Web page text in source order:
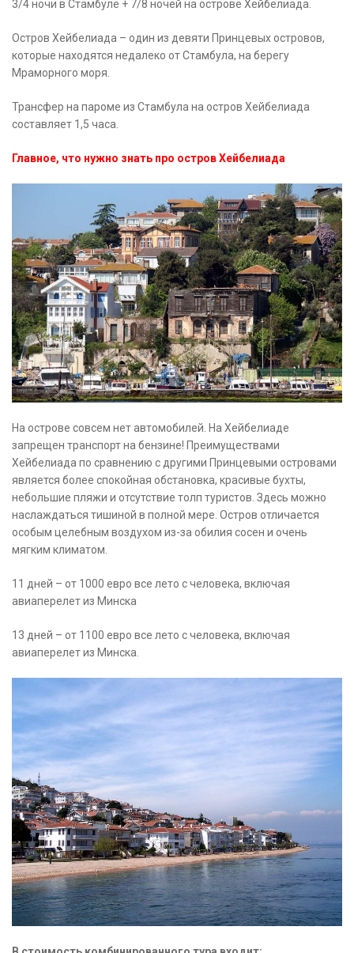
3/4 ночи в Стамбуле + 7/8 ночей на острове Хейбелиада.
Остров Хейбелиада – один из девяти Принцевых островов,
которые находятся недалеко от Стамбула, на берегу
Мраморного моря.
Трансфер на пароме из Стамбула на остров Хейбелиада
составляет 1,5 часа.
Главное, что нужно знать про остров Хейбелиада
На острове совсем нет автомобилей. На Хейбелиаде
запрещен транспорт на бензине! Преимуществами
Хейбелиада по сравнению с другими Принцевыми островами
является более спокойная обстановка, красивые бухты,
небольшие пляжи и отсутствие толп туристов. Здесь можно
наслаждаться тишиной в полной мере. Остров отличается
особым целебным воздухом из-за обилия сосен и очень
мягким климатом.
11 дней – от 1000 евро все лето с человека, включая
авиаперелет из Минска
13 дней – от 1100 евро все лето с человека, включая
авиаперелет из Минска.